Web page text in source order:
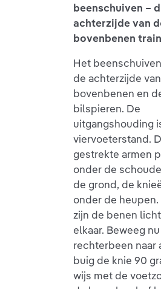
beenschuiven –
achterzijde van
bovenbenen
Het
de achterzijde
bovenbenen en
bilspieren. De
uitgangshouding
viervoeterstand.
gestrekte armen
onder de
de grond, de
onder de
zijn de benen
elkaar. Beweeg
rechterbeen naar
buig de knie 90
wijs met de